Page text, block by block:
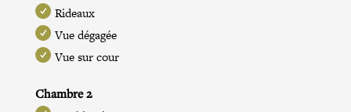
Rideaux
Vue dégagée
Vue sur cour
Chambre 2